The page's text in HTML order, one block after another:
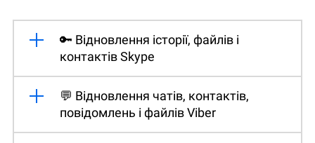
🔑 Відновлення історії, файлів і
контактів Skype
💬 Відновлення чатів, контактів,
повідомлень і файлів Viber